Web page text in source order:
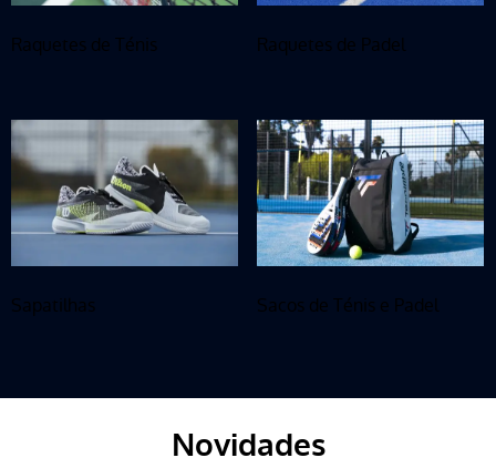
Raquetes de Ténis Raquetes de Padel
Sapatilhas Sacos de Ténis e Padel
Novidades